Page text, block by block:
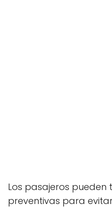
Los pasajeros
preventivas para